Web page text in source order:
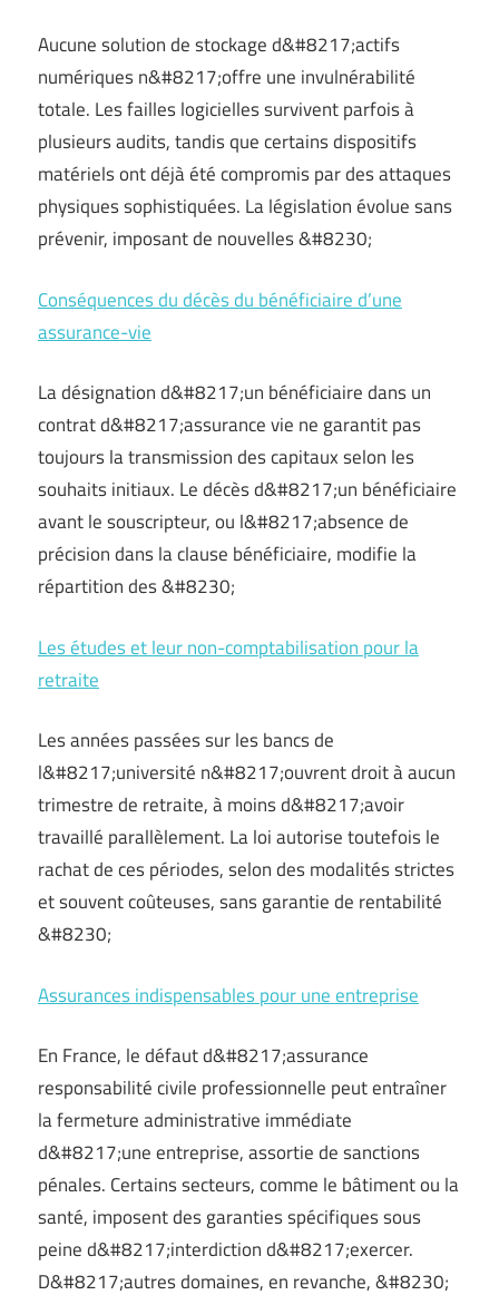
Aucune solution de stockage d&#8217;actifs
numériques n&#8217;offre une invulnérabilité
totale. Les failles logicielles survivent parfois à
plusieurs audits, tandis que certains dispositifs
matériels ont déjà été compromis par des attaques
physiques sophistiquées. La législation évolue sans
prévenir, imposant de nouvelles &#8230;
Conséquences du décès du bénéficiaire d’une
assurance-vie
La désignation d&#8217;un bénéficiaire dans un
contrat d&#8217;assurance vie ne garantit pas
toujours la transmission des capitaux selon les
souhaits initiaux. Le décès d&#8217;un bénéficiaire
avant le souscripteur, ou l&#8217;absence de
précision dans la clause bénéficiaire, modifie la
répartition des &#8230;
Les études et leur non-comptabilisation pour la
retraite
Les années passées sur les bancs de
l&#8217;université n&#8217;ouvrent droit à aucun
trimestre de retraite, à moins d&#8217;avoir
travaillé parallèlement. La loi autorise toutefois le
rachat de ces périodes, selon des modalités strictes
et souvent coûteuses, sans garantie de rentabilité
&#8230;
Assurances indispensables pour une entreprise
En France, le défaut d&#8217;assurance
responsabilité civile professionnelle peut entraîner
la fermeture administrative immédiate
d&#8217;une entreprise, assortie de sanctions
pénales. Certains secteurs, comme le bâtiment ou la
santé, imposent des garanties spécifiques sous
peine d&#8217;interdiction d&#8217;exercer.
D&#8217;autres domaines, en revanche, &#8230;